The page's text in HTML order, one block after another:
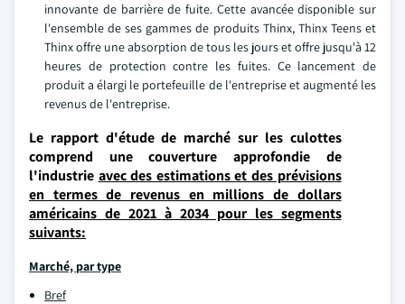
innovante de barrière de fuite. Cette avancée disponible sur
l'ensemble de ses gammes de produits Thinx, Thinx Teens et
Thinx offre une absorption de tous les jours et offre jusqu'à 12
heures de protection contre les fuites. Ce lancement de
produit a élargi le portefeuille de l'entreprise et augmenté les
revenus de l'entreprise.
Le rapport d'étude de marché sur les culottes
comprend une couverture approfondie de
l'industrie avec des estimations et des prévisions
en termes de revenus en millions de dollars
américains de 2021 à 2034 pour les segments
suivants:
Marché, par type
Bref